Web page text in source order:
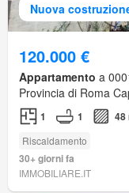
Nuova
120.000 €
Appartamento a
Provincia di Roma
1 1 48
Riscaldamento
30+ giorni fa
IMMOBILIARE.IT